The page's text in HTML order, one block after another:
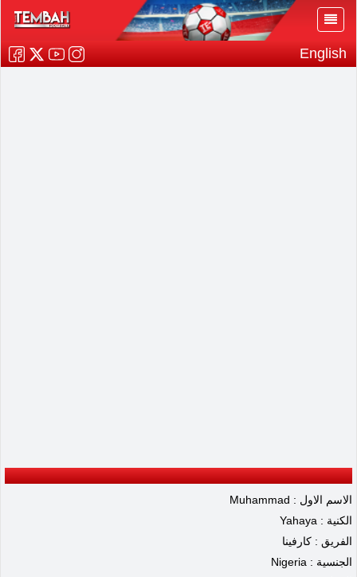
English
الاسم الاول : Muhammad
الكنية : Yahaya
الفريق : كارفينا
الجنسية : Nigeria